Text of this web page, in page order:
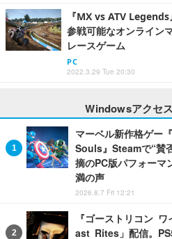
『MX vs ATV
参戦可能なオンライン
レースゲーム
PC
2022.3.29 Tue 20:30
Windowsアクセ
マーベル新作格ゲ
Souls』Steamで“賛
摘のPC版パフォーマ
満の声
2026.8.7 Fri 12:21
『ゴーストリコン ワ
ast Rites」配信。